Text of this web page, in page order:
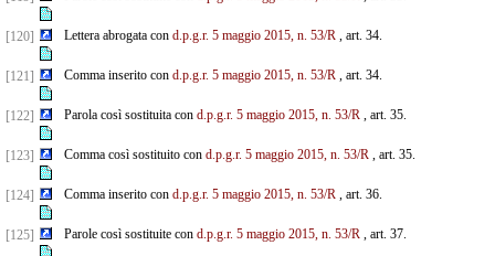
[120] Lettera abrogata con d.p.g.r. 5 maggio 2015, n. 53/R, art. 34.
[121] Comma inserito con d.p.g.r. 5 maggio 2015, n. 53/R, art. 34.
[122] Parola così sostituita con d.p.g.r. 5 maggio 2015, n. 53/R, art. 35.
[123] Comma così sostituito con d.p.g.r. 5 maggio 2015, n. 53/R, art. 35.
[124] Comma inserito con d.p.g.r. 5 maggio 2015, n. 53/R, art. 36.
[125] Parole così sostituite con d.p.g.r. 5 maggio 2015, n. 53/R, art. 37.